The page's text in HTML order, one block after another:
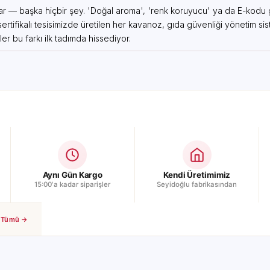
başka hiçbir şey. 'Doğal aroma', 'renk koruyucu' ya da E-kodu
tesisimizde üretilen her kavanoz, gıda güvenliği yönetim
bu farkı ilk tadımda hissediyor.
karşılaştırabilirsiniz.
de mevcuttur. Porsiyon reçel paketlerinden büyük boy
aynı zamanda
Aynı Gün Kargo
15:00'a kadar siparişler
Kendi Üretimimiz
Seyidoğlu fabrikasından
Tümü →